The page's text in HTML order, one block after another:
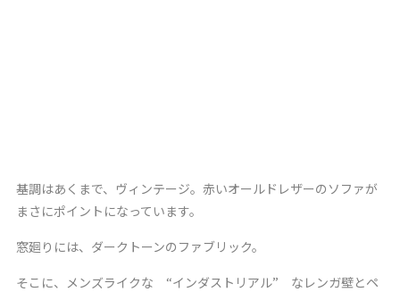
基調はあくまで、ヴィンテージ。赤いオールドレザーのソファが
まさにポイントになっています。
窓廻りには、ダークトーンのファブリック。
そこに、メンズライクな “インダストリアル” なレンガ壁とペ